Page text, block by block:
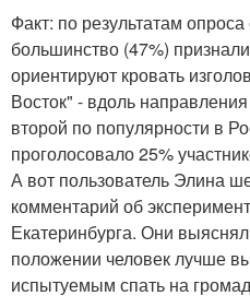
Факт: по результатам
большинство (47%)
ориентируют кровать
Восток" - вдоль
второй по популярности в
проголосовало 25%
А вот пользователь Элина
комментарий об
Екатеринбурга. Они
положении человек лучше
испытуемым спать на